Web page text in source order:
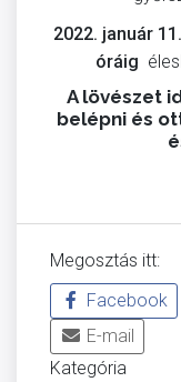
2022. január
óráig
A lövészet
belépni és
Megosztás itt:
Facebook
E-mail
Kategória